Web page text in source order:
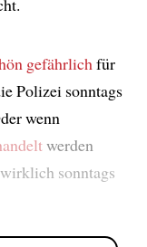
gefährlich für
Polizei sonntags
wenn
werden
sonntags